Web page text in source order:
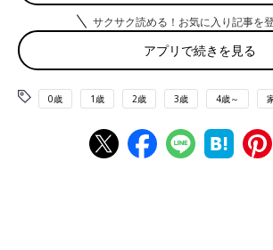
いわれています。
中村先生が担当する医療的ケア児の中には、
浸水・停電し、人工呼吸器のバッテリーがな
数分遅れていたら命を落としていただろう子
生はこの災害を機にクリニックの防災対策を
行う患者さんや家族への「防災・減災のてび
で特に強調しているのは、「できるだけ早め
サクサク読める！お気に入り記事を
アプリで続きを見る
0歳 1歳 2歳 3歳 4歳～